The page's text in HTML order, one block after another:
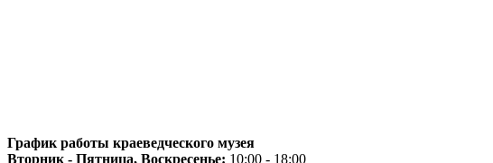
График работы краеведческого музея
Вторник - Пятница, Воскресенье: 10:00 - 18:00